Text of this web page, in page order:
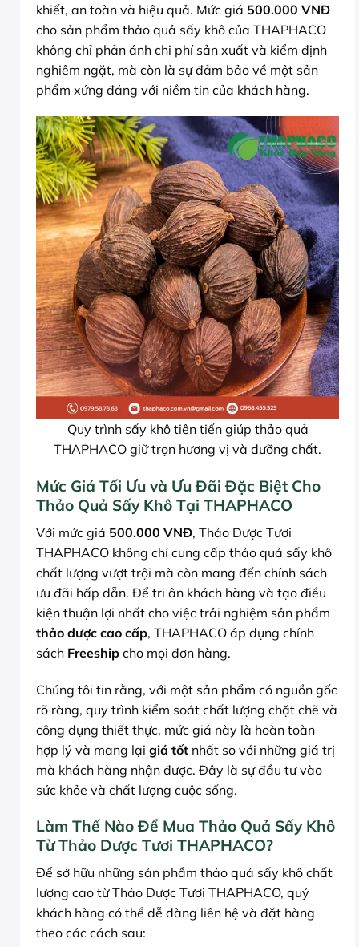
khiết, an toàn và hiệu quả. Mức giá 500.000 VNĐ
cho sản phẩm thảo quả sấy khô của THAPHACO
không chỉ phản ánh chi phí sản xuất và kiểm định
nghiêm ngặt, mà còn là sự đảm bảo về một sản
phẩm xứng đáng với niềm tin của khách hàng.
Quy trình sấy khô tiên tiến giúp thảo quả
THAPHACO giữ trọn hương vị và dưỡng chất.
Mức Giá Tối Ưu và Ưu Đãi Đặc Biệt Cho
Thảo Quả Sấy Khô Tại THAPHACO
Với mức giá 500.000 VNĐ, Thảo Dược Tươi
THAPHACO không chỉ cung cấp thảo quả sấy khô
chất lượng vượt trội mà còn mang đến chính sách
ưu đãi hấp dẫn. Để tri ân khách hàng và tạo điều
kiện thuận lợi nhất cho việc trải nghiệm sản phẩm
thảo dược cao cấp, THAPHACO áp dụng chính
sách Freeship cho mọi đơn hàng.
Chúng tôi tin rằng, với một sản phẩm có nguồn gốc
rõ ràng, quy trình kiểm soát chất lượng chặt chẽ và
công dụng thiết thực, mức giá này là hoàn toàn
hợp lý và mang lại giá tốt nhất so với những giá trị
mà khách hàng nhận được. Đây là sự đầu tư vào
sức khỏe và chất lượng cuộc sống.
Làm Thế Nào Để Mua Thảo Quả Sấy Khô
Từ Thảo Dược Tươi THAPHACO?
Để sở hữu những sản phẩm thảo quả sấy khô chất
lượng cao từ Thảo Dược Tươi THAPHACO, quý
khách hàng có thể dễ dàng liên hệ và đặt hàng
theo các cách sau: